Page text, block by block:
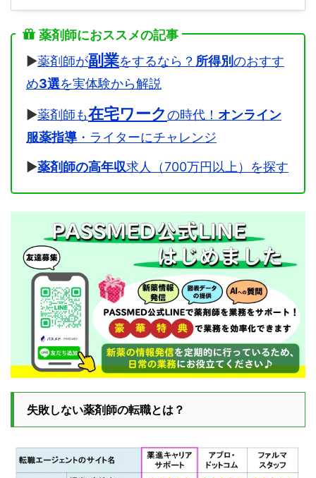
薬剤師におススメの記事
▶薬剤師が副業をするなら？ 所得別のおすす
め3選を実体験から解説
▶薬剤師も在宅ワークの時代！ オンライン
服薬指導 ・ライターにチャレンジ
▶薬剤師の高年収求人（700万円以上）を探す
失敗しない薬剤師の転職とは？